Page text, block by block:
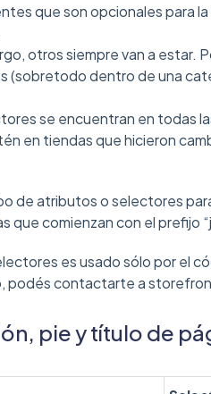
que son opcionales para
otros siempre van a estar.
(sobretodo dentro de una
se encuentran en todas
en tiendas que hicieron
de atributos o selectores
que comienzan con el prefijo
es usado sólo por el
podés contactarte a
pie y título de